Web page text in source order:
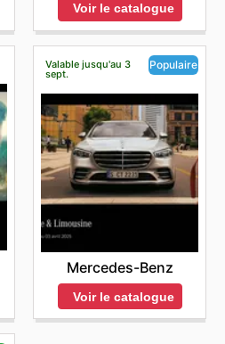
Voir le catalogue
Valable jusqu'au 3
sept.
Populaire
Mercedes-Benz
Voir le catalogue